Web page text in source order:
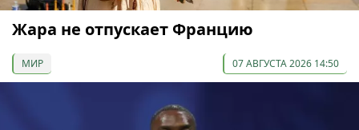
Жара не отпускает Францию
МИР 07 АВГУСТА 2026 14:50